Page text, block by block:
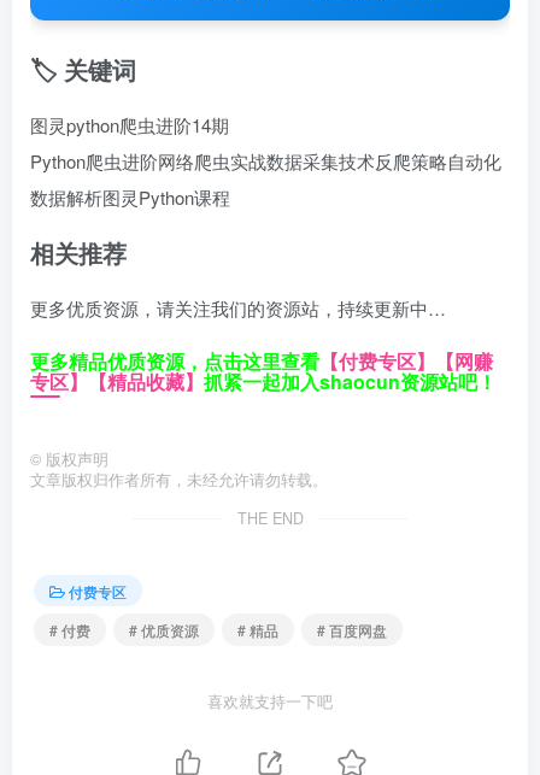
🏷️ 关键词
图灵python爬虫进阶14期
Python爬虫进阶网络爬虫实战数据采集技术反爬策略自动化
数据解析图灵Python课程
相关推荐
更多优质资源，请关注我们的资源站，持续更新中…
更多精品优质资源，点击这里查看 【付费专区】 【网赚
专区】 【精品收藏】 抓紧一起加入shaocun资源站吧！
© 版权声明
文章版权归作者所有，未经允许请勿转载。
THE END
付费专区
# 付费
# 优质资源 # 精品 # 百度网盘
喜欢就支持一下吧